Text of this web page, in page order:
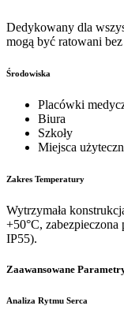
Dedykowany dla
mogą być ratowani
Środowiska
Placówki
Biura
Szkoły
Miejsca
Zakres Temperatury
Wytrzymała
+50°C,
IP55).
Zaawansowane
Analiza Rytmu Serca